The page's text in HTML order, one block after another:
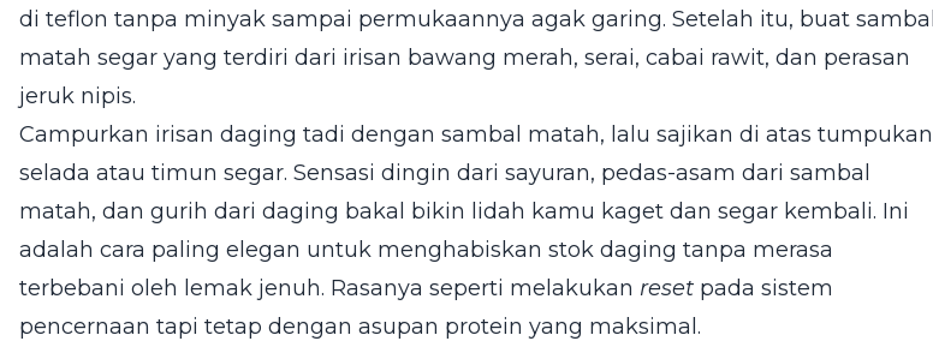
di teflon tanpa minyak sampai permukaannya agak garing. Setelah itu, buat sambal
matah segar yang terdiri dari irisan bawang merah, serai, cabai rawit, dan perasan
jeruk nipis.
Campurkan irisan daging tadi dengan sambal matah, lalu sajikan di atas tumpukan
selada atau timun segar. Sensasi dingin dari sayuran, pedas-asam dari sambal
matah, dan gurih dari daging bakal bikin lidah kamu kaget dan segar kembali. Ini
adalah cara paling elegan untuk menghabiskan stok daging tanpa merasa
terbebani oleh lemak jenuh. Rasanya seperti melakukan reset pada sistem
pencernaan tapi tetap dengan asupan protein yang maksimal.